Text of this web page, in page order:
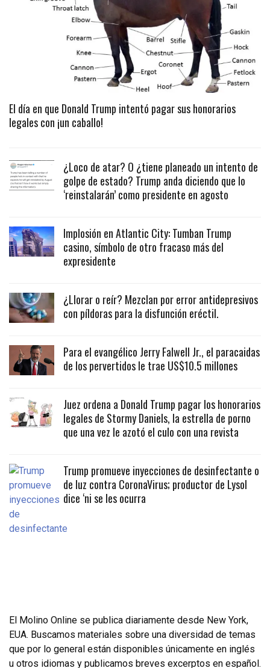
El día en que Donald Trump intentó pagar sus honorarios
legales con ¡un caballo!
¿Loco de atar? O ¿tiene planeado un intento de
golpe de estado? Trump anda diciendo que lo
‘reinstalarán’ como presidente en agosto
Implosión en Atlantic City: Tumban Trump
casino, símbolo de otro fracaso más del
expresidente
¿Llorar o reír? Mezclan por error antidepresivos
con píldoras para la disfunción eréctil.
Para el evangélico Jerry Falwell Jr., el paracaidas
de los pervertidos le trae US$10.5 millones
Juez ordena a Donald Trump pagar los honorarios
legales de Stormy Daniels, la estrella de porno
que una vez le azotó el culo con una revista
Trump promueve inyecciones de desinfectante o
de luz contra CoronaVirus; productor de Lysol
dice ‘ni se les ocurra
El Molino Online se publica diariamente desde New York,
EUA. Buscamos materiales sobre una diversidad de temas
que por lo general están disponibles únicamente en inglés
u otros idiomas y publicamos breves excerptos en español.